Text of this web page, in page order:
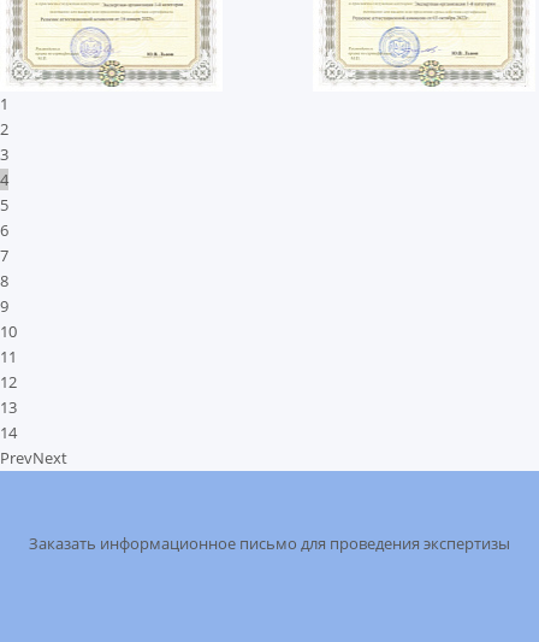
1
2
3
4
5
6
7
8
9
10
11
12
13
14
PrevNext
Заказать информационное письмо для проведения экспертизы